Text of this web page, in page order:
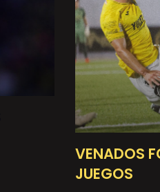
VENADOS
JUEGOS